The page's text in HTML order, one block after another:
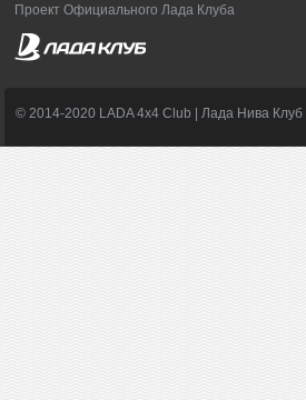
Проект Официального Лада Клуба
© 2014-2020 LADA 4x4 Club | Лада Нива Клуб |